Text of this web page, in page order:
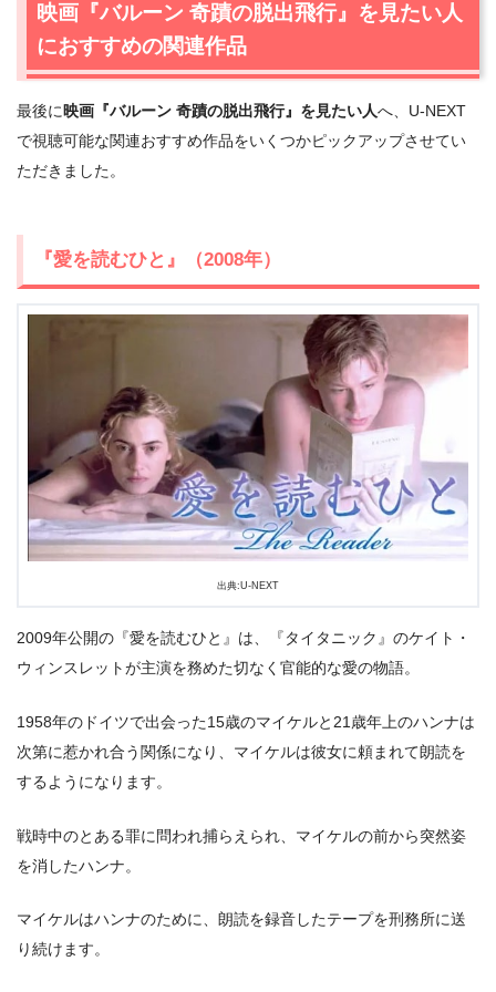
＼＼31日間無料!!お試し解約もOK／／
今すぐ無料でU-NEXTで見る
出典:U-NEXT
映画『バルーン 奇蹟の脱出飛行』を見たい人
におすすめの関連作品
最後に映画『バルーン 奇蹟の脱出飛行』を見たい人へ、U-NEXT
で視聴可能な関連おすすめ作品をいくつかピックアップさせてい
ただきました。
『愛を読むひと』（2008年）
出典:U-NEXT
2009年公開の『愛を読むひと』は、『タイタニック』のケイト・
ウィンスレットが主演を務めた切なく官能的な愛の物語。
1958年のドイツで出会った15歳のマイケルと21歳年上のハンナは
次第に惹かれ合う関係になり、マイケルは彼女に頼まれて朗読を
するようになります。
戦時中のとある罪に問われ捕らえられ、マイケルの前から突然姿
を消したハンナ。
マイケルはハンナのために、朗読を録音したテープを刑務所に送
り続けます。